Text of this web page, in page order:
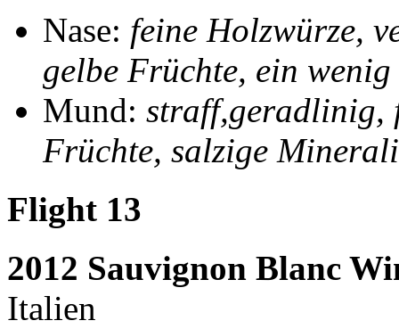
Nase: feine Holzwürze,
gelbe Früchte, ein
Mund: straff,geradlinig,
Früchte, salzige
Flight 13
2012 Sauvignon Blanc
Italien